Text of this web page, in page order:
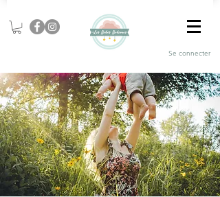
Se connecter